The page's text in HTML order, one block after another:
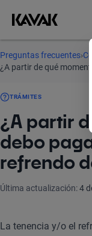
Preguntas frecuentes›
TRÁMITES
¿A partir
debo
refrendo
Última actualización:4
La tenencia y/o el